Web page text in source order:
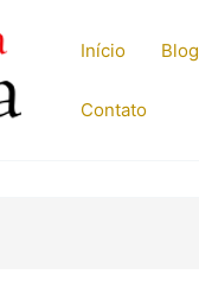
Início Blog
Contato